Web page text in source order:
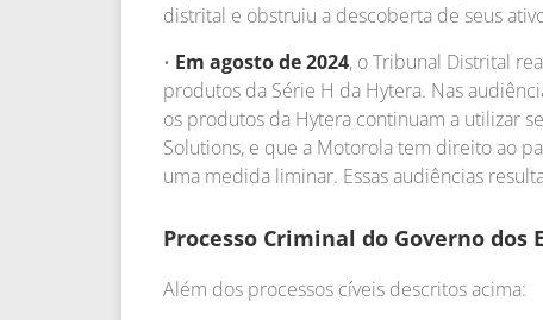
distrital e obstruiu a descoberta de seus
• Em agosto de 2024, o Tribunal Distrital
produtos da Série H da Hytera. Nas
os produtos da Hytera continuam a utilizar
Solutions, e que a Motorola tem direito ao
uma medida liminar. Essas audiências
Processo Criminal do Governo dos
Além dos processos cíveis descritos acima: